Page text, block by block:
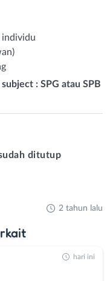
individu
: SPG atau SPB
ditutup
2 tahun lalu
hari ini